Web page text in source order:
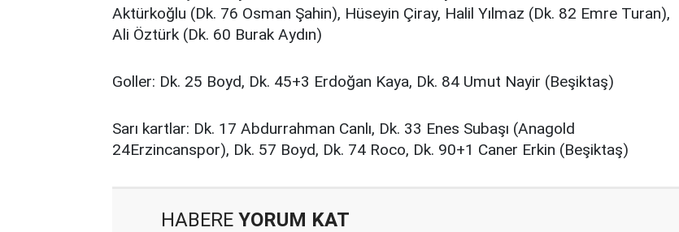
Aktürkoğlu (Dk. 76 Osman Şahin), Hüseyin Çiray, Halil Yılmaz (Dk. 82 Emre Turan),
Ali Öztürk (Dk. 60 Burak Aydın)
Goller: Dk. 25 Boyd, Dk. 45+3 Erdoğan Kaya, Dk. 84 Umut Nayir (Beşiktaş)
Sarı kartlar: Dk. 17 Abdurrahman Canlı, Dk. 33 Enes Subaşı (Anagold
24Erzincanspor), Dk. 57 Boyd, Dk. 74 Roco, Dk. 90+1 Caner Erkin (Beşiktaş)
HABERE YORUM KAT